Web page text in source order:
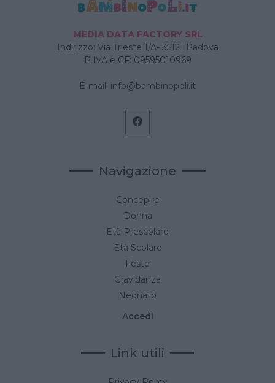
MEDIA DATA FACTORY SRL
Indirizzo: Via Trieste 1/A- 35121 Padova
P.IVA e CF: 09595010969
E-mail: info@bambinopoli.it
Navigazione
Concepire
Donna
Età Prescolare
Età Scolare
Feste
Gravidanza
Neonato
Accedi
Link utili